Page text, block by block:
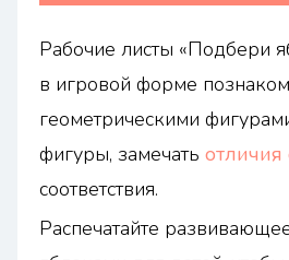
Рабочие листы «Подбери
в игровой форме
геометрическими
фигуры, замечать
соответствия.
Распечатайте